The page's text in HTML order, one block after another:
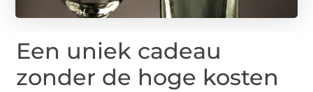
Een uniek cadeau
zonder de hoge kosten